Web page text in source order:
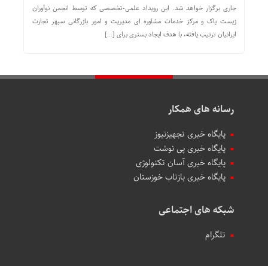
جاری برگزار خواهد شد. این رویداد علمی-تخصصی که توسط انجمن نوآوران
زیست پاک و مرکز خدمات مشاوره ای مدیریت و امور بازرگانی سپهر تجارت
ایرانیان ترتیب یافته، با هدف ایجاد بستری برای […]
رسانه های همکار
پایگاه خبری تجهیزنیوز
پایگاه خبری پی نوشت
پایگاه خبری آسان تکنولوژی
پایگاه خبری بازتاب خوزستان
شبکه های اجتماعی
تلگرام